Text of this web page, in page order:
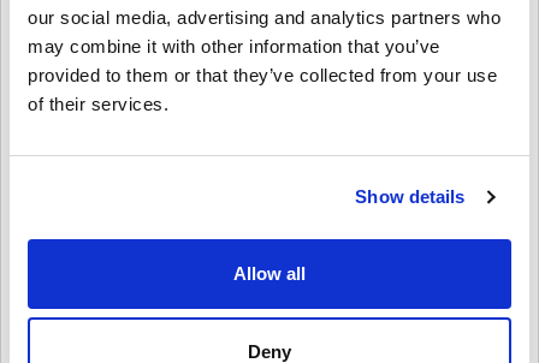
our social media, advertising and analytics partners who
may combine it with other information that you’ve
provided to them or that they’ve collected from your use
of their services.
Show details
Allow all
Deny
• กรอกอีเมลของคุณ
คุณกำลังซื้อผลิตภัณฑ์ดิจิทัลเท่านั้น.
สำหรับข้อมูลเพิ่มเติมโปรดดู คำถามที่พบบ่อยของเรา.
หากคุณประสบปัญหาในการสั่งซื้อโปรดแจ้งให้เราทราบ
เนื้อหาที่ดาวน์โหลดได้หรือผลิตภัณฑ์ DLC - คุณต้องมีเกม
ต้นฉบับจึงจะเล่นส่วนDLCได้.
ให้คะแนนเป็นดาว:
ยกเลิก ส่ง
5/5
การควบคุมสมจริงและเส้นทางที่ท้าทาย โค้ดใช้งานได้ดี แม้ว่า